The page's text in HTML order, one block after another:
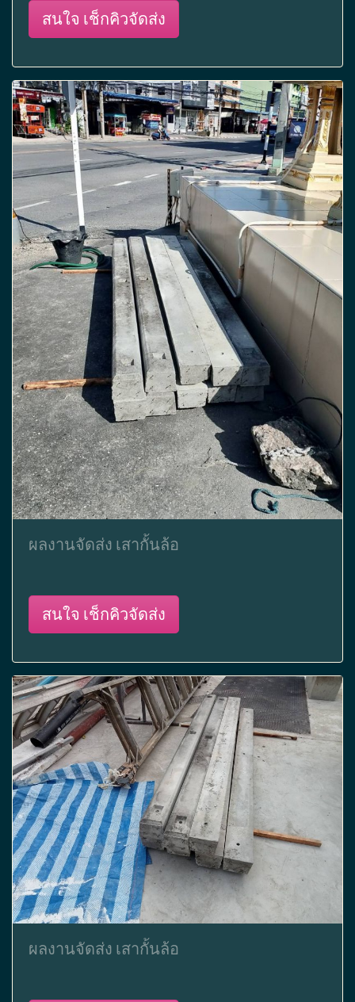
สนใจ เช็กคิวจัดส่ง
ผลงานจัดส่ง เสากั้นล้อ
สนใจ เช็กคิวจัดส่ง
ผลงานจัดส่ง เสากั้นล้อ